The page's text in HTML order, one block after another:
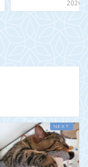
猫ちゃんのシャンプ
頻度って・・・。